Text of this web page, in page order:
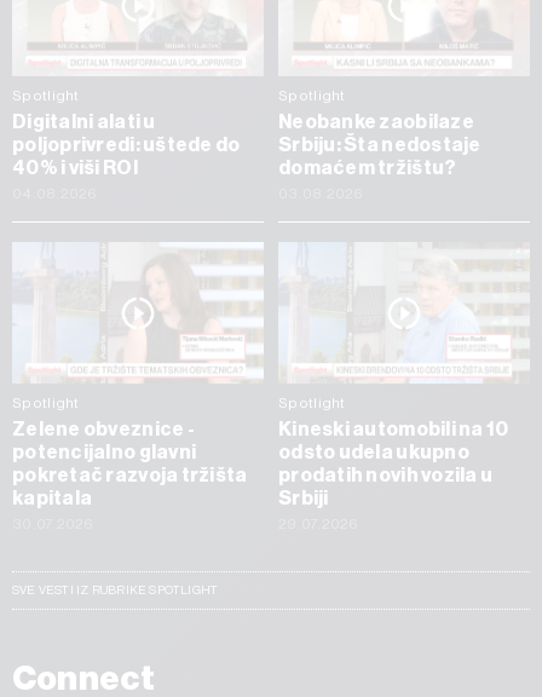
Spotlight
Digitalni alati u
poljoprivredi: uštede do
40% i viši ROI
Spotlight
Neobanke zaobilaze
Srbiju: Šta nedostaje
domaćem tržištu?
Spotlight
Zelene obveznice -
potencijalno glavni
pokretač razvoja tržišta
kapitala
Spotlight
Kineski automobili na 10
odsto udela ukupno
prodatih novih vozila u
Srbiji
SVE VESTI IZ RUBRIKE SPOTLIGHT
Connect